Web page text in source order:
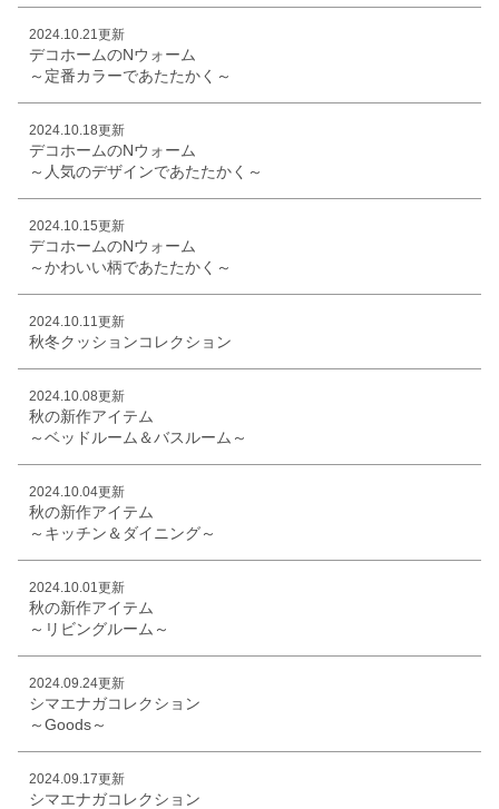
2024.10.21更新
デコホームのNウォーム
～定番カラーであたたかく～
2024.10.18更新
デコホームのNウォーム
～人気のデザインであたたかく～
2024.10.15更新
デコホームのNウォーム
～かわいい柄であたたかく～
2024.10.11更新
秋冬クッションコレクション
2024.10.08更新
秋の新作アイテム
～ベッドルーム＆バスルーム～
2024.10.04更新
秋の新作アイテム
～キッチン＆ダイニング～
2024.10.01更新
秋の新作アイテム
～リビングルーム～
2024.09.24更新
シマエナガコレクション
～Goods～
2024.09.17更新
シマエナガコレクション